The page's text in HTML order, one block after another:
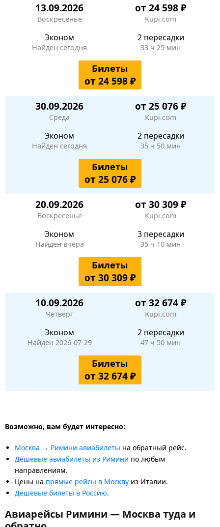
13.09.2026
Воскресенье
от 24 598 ₽
Kupi.com
Эконом
Найден сегодня
2 пересадки
33 ч 25 мин
Билеты
от 24 598 ₽
30.09.2026
Среда
от 25 076 ₽
Kupi.com
Эконом
Найден сегодня
2 пересадки
35 ч 50 мин
Билеты
от 25 076 ₽
20.09.2026
Воскресенье
от 30 309 ₽
Kupi.com
Эконом
Найден вчера
3 пересадки
35 ч 10 мин
Билеты
от 30 309 ₽
10.09.2026
Четверг
от 32 674 ₽
Kupi.com
Эконом
Найден 2026-07-29
2 пересадки
47 ч 50 мин
Билеты
от 32 674 ₽
Возможно, вам будет интересно:
Москва → Римини авиабилеты на обратный рейс.
Дешевые авиабилеты из Римини по любым
направлениям.
Цены на прямые рейсы в Москву из Италии.
Дешевые билеты в Россию.
Авиарейсы Римини — Москва туда и